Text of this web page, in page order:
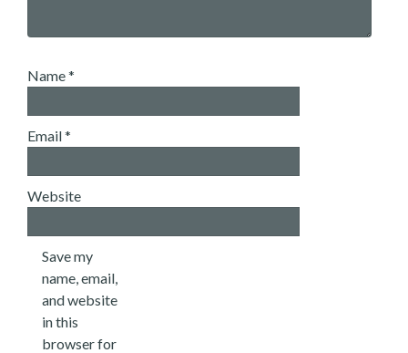
Name*
Email*
Website
Save my
name, email,
and website
in this
browser for